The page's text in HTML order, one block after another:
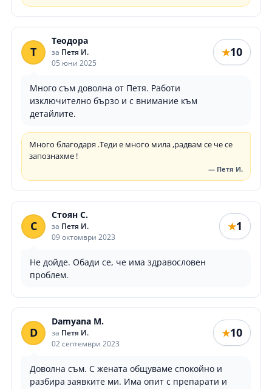
Т
Теодора
за Петя И.
05 юни 2025
★10
Много съм доволна от Петя. Работи
изключително бързо и с внимание към
детайлите.
Много благодаря .Теди е много мила ,радвам се че се
запознахме !
— Петя И.
С
Стоян С.
за Петя И.
09 октомври 2023
★1
Не дойде. Обади се, че има здравословен
проблем.
D
Damyana M.
за Петя И.
02 септември 2023
★10
Доволна съм. С жената общуваме спокойно и
разбира заявките ми. Има опит с препарати и